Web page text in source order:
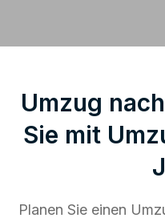
Umzug
Sie mit
Planen Sie einen